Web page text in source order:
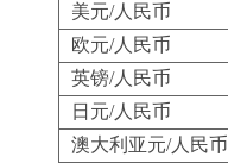
美元/人民币
欧元/人民币
英镑/人民币
日元/人民币
澳大利亚元/人民币